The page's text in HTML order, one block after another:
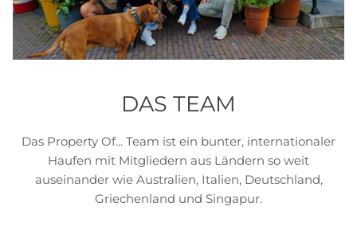
DAS TEAM
Das Property Of... Team ist ein bunter, internationaler
Haufen mit Mitgliedern aus Ländern so weit
auseinander wie Australien, Italien, Deutschland,
Griechenland und Singapur.